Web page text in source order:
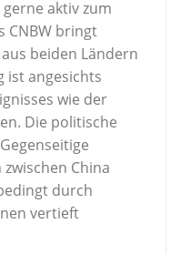
aktiv zum
CNBW bringt
beiden Ländern
ist angesichts
wie der
Die politische
China
durch
vertieft